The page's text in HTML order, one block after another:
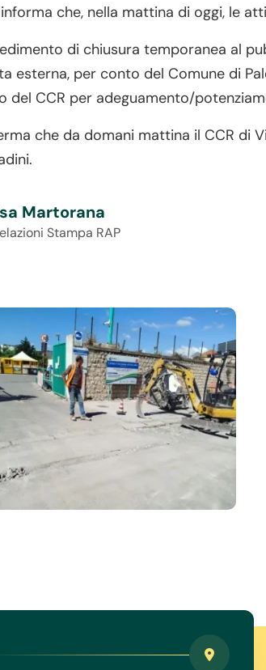
informa che, nella mattina di oggi, le
di chiusura temporanea al
esterna, per conto del Comune di
del CCR per adeguamento/
che da domani mattina il CCR
Martorana
Stampa RAP